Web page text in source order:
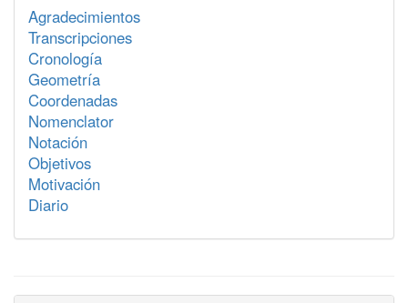
Agradecimientos
Transcripciones
Cronología
Geometría
Coordenadas
Nomenclator
Notación
Objetivos
Motivación
Diario